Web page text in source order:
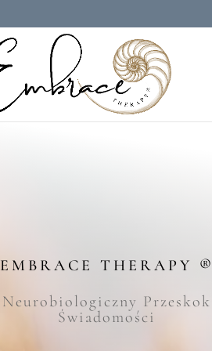
EMBRACE THERAPY ®
Neurobiologiczny Przeskok
Świadomości